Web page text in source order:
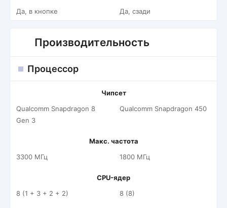
Да, в кнопке
Да, сзади
Производительность
Процессор
Чипсет
Qualcomm Snapdragon 8
Gen 3
Qualcomm Snapdragon 450
Макс. частота
3300 МГц
1800 МГц
CPU-ядер
8 (1 + 3 + 2 + 2)
8 (8)